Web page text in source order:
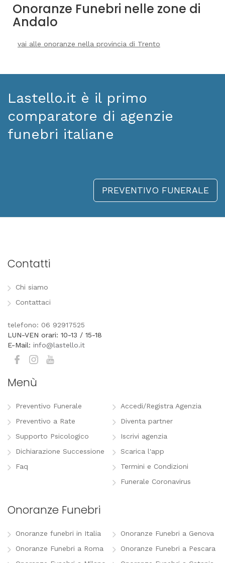
Onoranze Funebri nelle zone di
Andalo
vai alle onoranze nella provincia di Trento
Lastello.it è il primo
comparatore di agenzie
funebri italiane
PREVENTIVO FUNERALE
Contatti
Chi siamo
Contattaci
telefono: 06 92917525
LUN-VEN orari: 10-13 / 15-18
E-Mail: info@lastello.it
Menù
Preventivo Funerale
Preventivo a Rate
Supporto Psicologico
Dichiarazione Successione
Faq
Accedi/Registra Agenzia
Diventa partner
Iscrivi agenzia
Scarica l'app
Termini e Condizioni
Funerale Coronavirus
Onoranze Funebri
Onoranze funebri in Italia
Onoranze Funebri a Roma
Onoranze Funebri a Genova
Onoranze Funebri a Pescara